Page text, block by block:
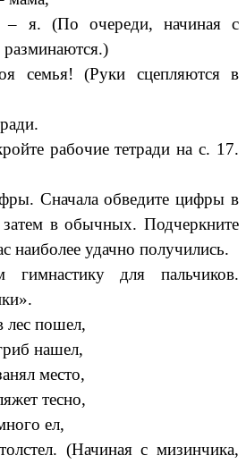
– я. (По очереди, начиная с
семья! (Руки сцепляются в
рабочие тетради на с. 17.
Сначала обведите цифры в
в обычных. Подчеркните
наиболее удачно получились.
для пальчиков.
лес пошел,
нашел,
место,
тесно,
ел,
(Начиная с мизинчика,